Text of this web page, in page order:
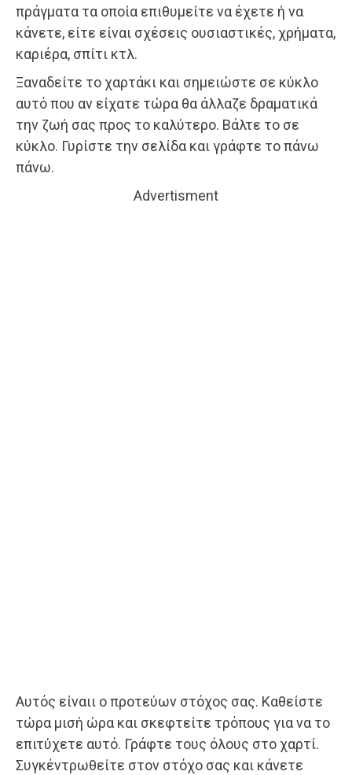
πράγματα τα οποία επιθυμείτε να έχετε ή να
κάνετε, είτε είναι σχέσεις ουσιαστικές, χρήματα,
καριέρα, σπίτι κτλ.
Ξαναδείτε το χαρτάκι και σημειώστε σε κύκλο
αυτό που αν είχατε τώρα θα άλλαζε δραματικά
την ζωή σας προς το καλύτερο. Βάλτε το σε
κύκλο. Γυρίστε την σελίδα και γράφτε το πάνω
πάνω.
Advertisment
Αυτός είναιι ο προτεύων στόχος σας. Καθείστε
τώρα μισή ώρα και σκεφτείτε τρόπους για να το
επιτύχετε αυτό. Γράφτε τους όλους στο χαρτί.
Συγκέντρωθείτε στον στόχο σας και κάνετε